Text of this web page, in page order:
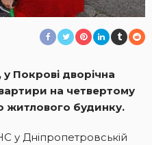
Покрові дворічна
на четвертому
житлового будинку.
у Дніпропетровській